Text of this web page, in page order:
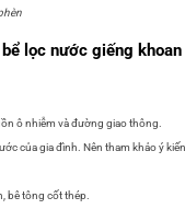
lọc nước giếng khoan
ô nhiễm và đường giao thông.
của gia đình. Nên tham khảo ý kiến
bê tông cốt thép.